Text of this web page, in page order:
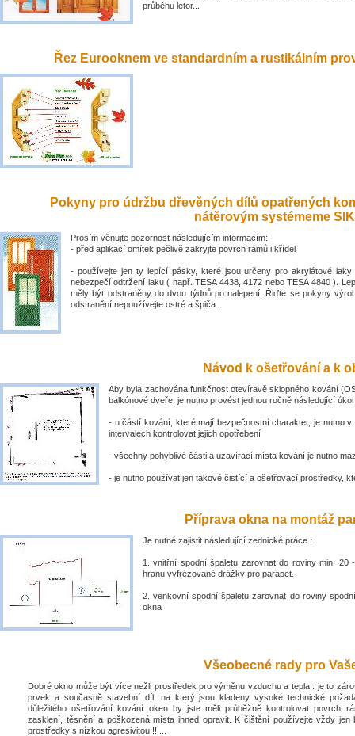
průběhu letor...
Řez Eurooknem ve standardním a rustikálním
Pokyny pro údržbu dřevěných dílů opatřených
nátěrovým systémeme
Prosím věnujte pozornost následujícím informacím:
- před aplikací omítek pečlivě zakryjte povrch rámů i křídel
- používejte jen ty lepící pásky, které jsou určeny pro akrylátové
nebezpečí odtržení laku ( např. TESA 4438, 4172 nebo TESA 4840 ).
měly být odstraněny do dvou týdnů po nalepení. Řiďte se pokyny
odstranění nepoužívejte ostré a špiča...
Návod k ošetřování a k
Aby byla zachována funkčnost otevíravě sklopného kování
balkónové dveře, je nutno provést jednou ročně následující
- u částí kování, které mají bezpečnostní charakter, je nutno v
intervalech kontrolovat jejich opotřebení
- všechny pohyblivé části a uzavírací místa kování je nutno
- je nutno používat jen takové čistící a ošetřovací prostředky,
Příprava okna na montáž
Je nutné zajistit následující zednické práce :
1. vnitřní spodní špaletu zarovnat do roviny min. 20
hranu vyfrézované drážky pro parapet.
2. venkovní spodní špaletu zarovnat do roviny
okna
Všeobecné rady pro
Dobré okno může být více nežli prostředek pro výměnu vzduchu a tepla : je to
prvek a současně stavební díl, na který jsou kladeny vysoké technické
důležitého ošetřování kování oken by jste měli průběžně kontrolovat povrch
zasklení, těsnění a poškozená místa ihned opravit. K čištění používejte vždy jen
prostředky s nízkou agresivitou !!!...